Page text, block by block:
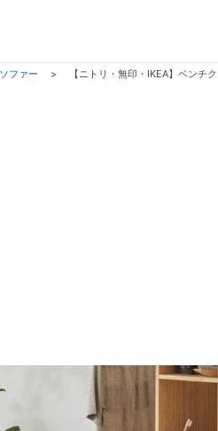
ファー > 【ニトリ・無印・IKEA】ベン